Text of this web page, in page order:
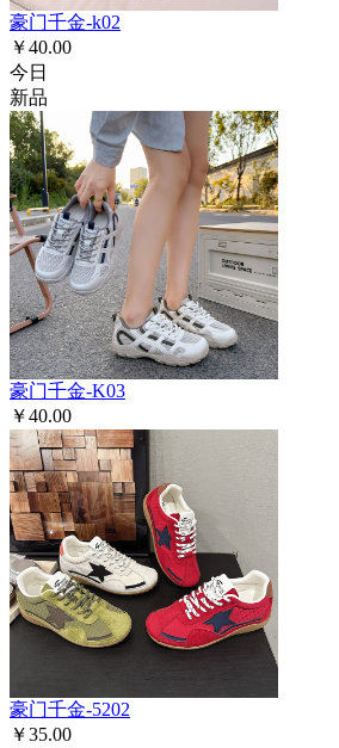
豪门千金-k02
￥40.00
今日
新品
豪门千金-K03
￥40.00
豪门千金-5202
￥35.00